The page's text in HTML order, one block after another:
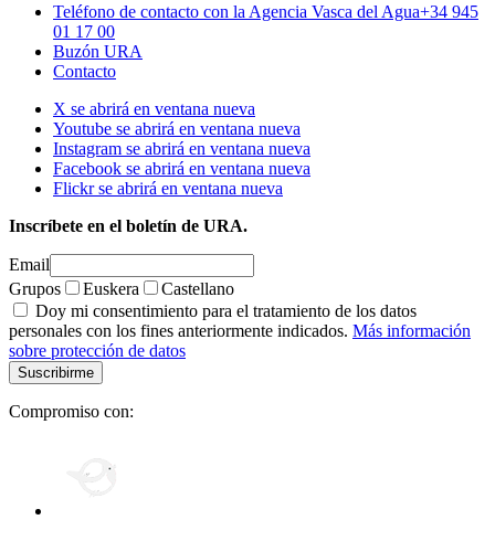
Teléfono de contacto con la Agencia Vasca del Agua+34 945
01 17 00
Buzón URA
Contacto
X se abrirá en ventana nueva
Youtube se abrirá en ventana nueva
Instagram se abrirá en ventana nueva
Facebook se abrirá en ventana nueva
Flickr se abrirá en ventana nueva
Inscríbete en el boletín de URA.
Email
Grupos
Euskera
Castellano
Doy mi consentimiento para el tratamiento de los datos
personales con los fines anteriormente indicados. Más información
sobre protección de datos
Compromiso con: